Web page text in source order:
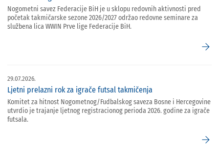
Nogometni savez Federacije BiH je u sklopu redovnih aktivnosti pred
početak takmičarske sezone 2026/2027 održao redovne seminare za
službena lica WWIN Prve lige Federacije BiH.
arrow_forward
29.07.2026.
Ljetni prelazni rok za igrače futsal takmičenja
Komitet za hitnost Nogometnog/Fudbalskog saveza Bosne i Hercegovine
utvrdio je trajanje ljetnog registracionog perioda 2026. godine za igrače
futsala.
arrow_forward